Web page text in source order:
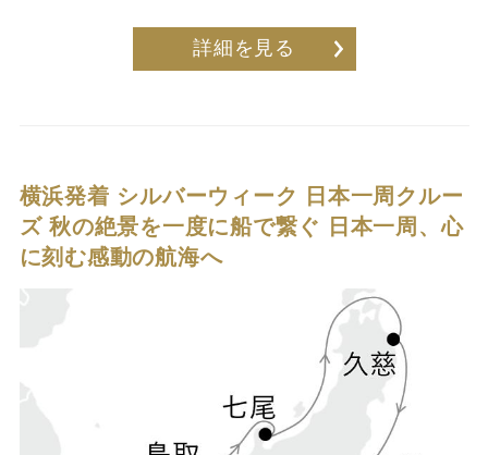
詳細を見る
横浜発着 シルバーウィーク 日本一周クルー
ズ 秋の絶景を一度に船で繋ぐ 日本一周、心
に刻む感動の航海へ